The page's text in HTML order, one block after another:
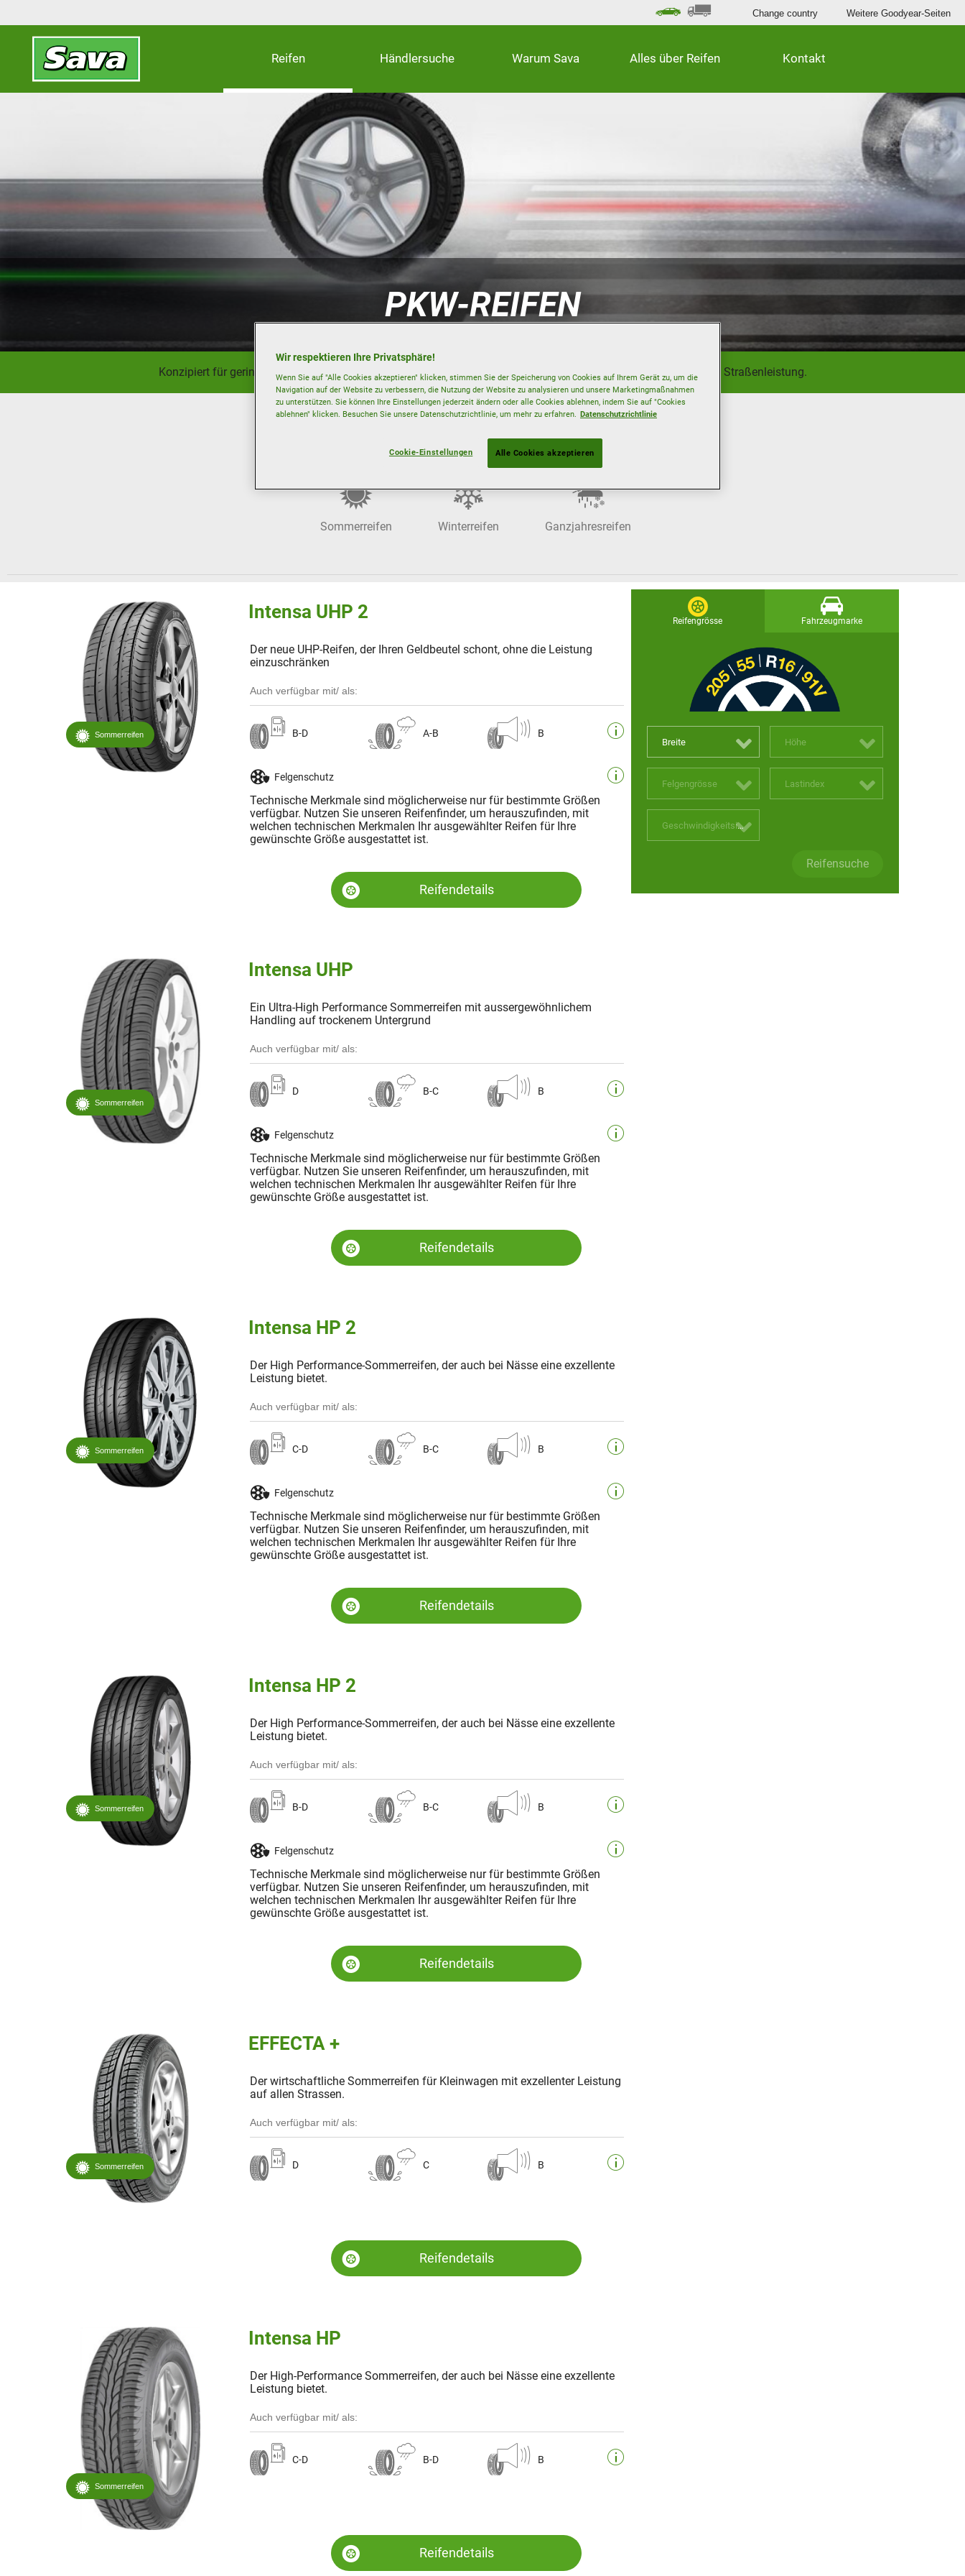
Reifen Händlersuche Warum Sava Alles über Reifen Kontakt
Change country Weitere Goodyear-Seiten
PKW-REIFEN
Konzipiert für geringen Verschleiß auf langen Strecken, hervorragende Traktion auf jedem Kilometer sowie hohe Straßenleistung.
Reifen nach Jahreszeit
Sommerreifen Winterreifen Ganzjahresreifen
Sommerreifen
Intensa UHP 2
Der neue UHP-Reifen, der Ihren Geldbeutel schont, ohne die Leistung
einzuschränken
Auch verfügbar mit/ als:
B-D A-B B
Felgenschutz
Technische Merkmale sind möglicherweise nur für bestimmte Größen
verfügbar. Nutzen Sie unseren Reifenfinder, um herauszufinden, mit
welchen technischen Merkmalen Ihr ausgewählter Reifen für Ihre
gewünschte Größe ausgestattet ist.
Reifendetails
Sommerreifen
Intensa UHP
Ein Ultra-High Performance Sommerreifen mit aussergewöhnlichem
Handling auf trockenem Untergrund
Auch verfügbar mit/ als:
D B-C B
Felgenschutz
Technische Merkmale sind möglicherweise nur für bestimmte Größen
verfügbar. Nutzen Sie unseren Reifenfinder, um herauszufinden, mit
welchen technischen Merkmalen Ihr ausgewählter Reifen für Ihre
gewünschte Größe ausgestattet ist.
Reifendetails
Sommerreifen
Intensa HP 2
Der High Performance-Sommerreifen, der auch bei Nässe eine exzellente
Leistung bietet.
Auch verfügbar mit/ als:
C-D B-C B
Felgenschutz
Technische Merkmale sind möglicherweise nur für bestimmte Größen
verfügbar. Nutzen Sie unseren Reifenfinder, um herauszufinden, mit
welchen technischen Merkmalen Ihr ausgewählter Reifen für Ihre
gewünschte Größe ausgestattet ist.
Reifendetails
Sommerreifen
Intensa HP 2
Der High Performance-Sommerreifen, der auch bei Nässe eine exzellente
Leistung bietet.
Auch verfügbar mit/ als:
B-D B-C B
Felgenschutz
Technische Merkmale sind möglicherweise nur für bestimmte Größen
verfügbar. Nutzen Sie unseren Reifenfinder, um herauszufinden, mit
welchen technischen Merkmalen Ihr ausgewählter Reifen für Ihre
gewünschte Größe ausgestattet ist.
Reifendetails
Sommerreifen
EFFECTA +
Der wirtschaftliche Sommerreifen für Kleinwagen mit exzellenter Leistung
auf allen Strassen.
Auch verfügbar mit/ als:
D C B
Reifendetails
Sommerreifen
Intensa HP
Der High-Performance Sommerreifen, der auch bei Nässe eine exzellente
Leistung bietet.
Auch verfügbar mit/ als:
C-D B-D B
Reifendetails
Reifengrösse Fahrzeugmarke
Breite Höhe
Felgengrösse Lastindex
Geschwindigkeitsindex
Reifensuche
Wir respektieren Ihre Privatsphäre!
Wenn Sie auf "Alle Cookies akzeptieren" klicken, stimmen Sie der Speicherung von Cookies auf Ihrem Gerät zu, um die
Navigation auf der Website zu verbessern, die Nutzung der Website zu analysieren und unsere Marketingmaßnahmen
zu unterstützen. Sie können Ihre Einstellungen jederzeit ändern oder alle Cookies ablehnen, indem Sie auf "Cookies
ablehnen" klicken. Besuchen Sie unsere Datenschutzrichtlinie, um mehr zu erfahren. Datenschutzrichtlinie
Cookie-Einstellungen Alle Cookies akzeptieren